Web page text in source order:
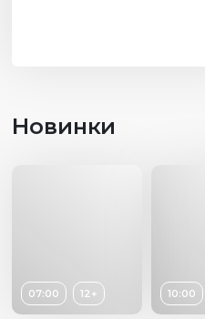
Новинки
07:00 12+ 10:00